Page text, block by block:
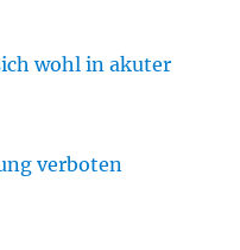
wohl in akuter
verboten